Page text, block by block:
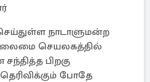
செய்துள்ள நாடாளுமன்ற
செயலகத்தில்
பிறகு
போதே